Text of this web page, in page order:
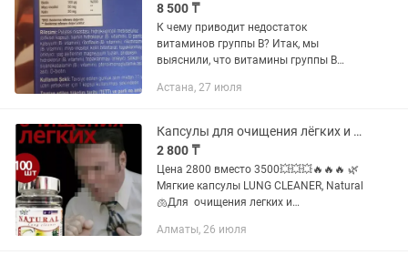
8 500 ₸
К чему приводит недостаток
витаминов группы B? Итак, мы
выяснили, что витамины группы B
функционированию всех систем
может привести к целому...
Астана, 27 июля
Капсулы для очищения лёгких и бронхов
2 800 ₸
Цена 2800 вместо 3500💥💥💥🔥🔥🔥 🌿
Мягкие капсулы LUNG CLEANER, Natural
🫁Для очищения легких и
Состав: продукт мангостин или архат
Алматы, 26 июля